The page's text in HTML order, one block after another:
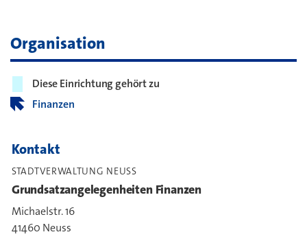
Organisation
Diese Einrichtung gehört zu
Finanzen
Kontakt
STADTVERWALTUNG NEUSS
Grundsatzangelegenheiten Finanzen
Michaelstr. 16
41460 Neuss